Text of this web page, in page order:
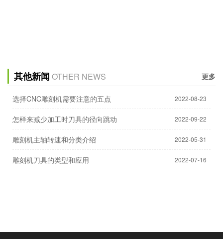
其他新闻 OTHER NEWS 更多
2022-08-23
选择CNC雕刻机需要注意的五点
2022-09-22
怎样来减少加工时刀具的径向跳动
2022-05-31
雕刻机主轴转速和分类介绍
2022-07-16
雕刻机刀具的类型和应用